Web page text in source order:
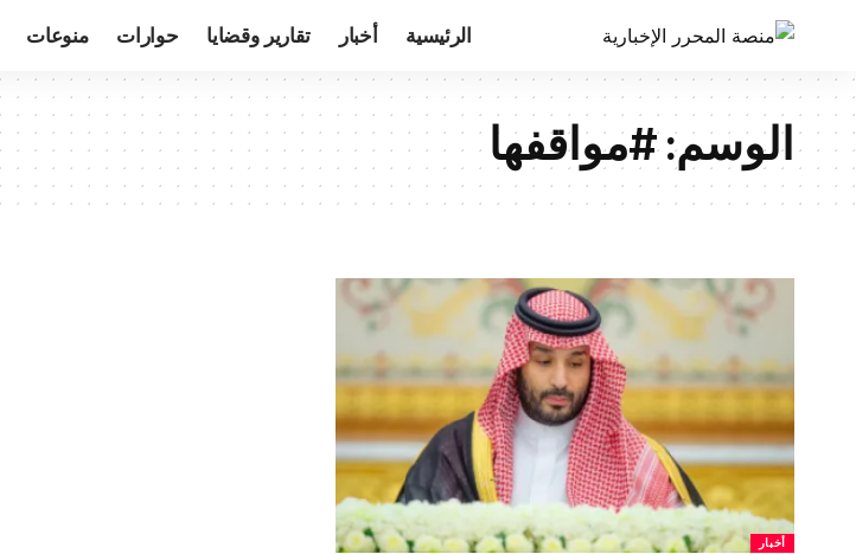
الرئيسية أخبار تقارير وقضايا حوارات منوعات
الوسم:#مواقفها
أخبار